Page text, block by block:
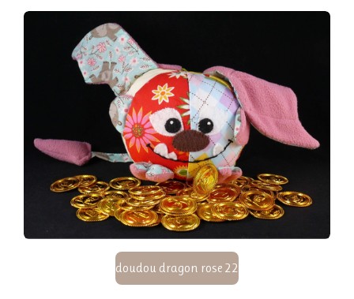
doudou dragon rose 22